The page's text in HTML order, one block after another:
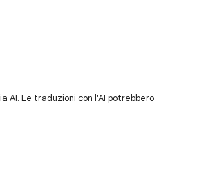
Le traduzioni con l'AI potrebbero